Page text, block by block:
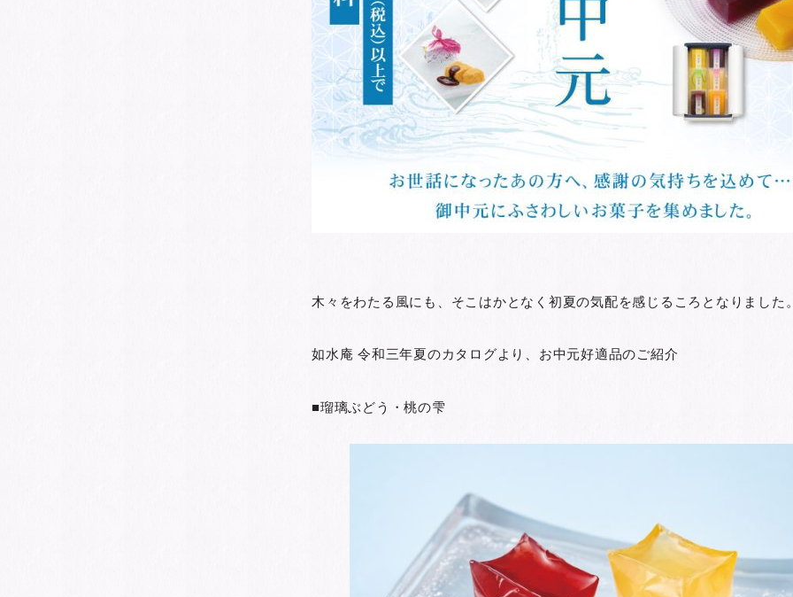
木々をわたる風にも、そこはかとなく初夏の気配を感じるころとなりました
如水庵 令和三年夏のカタログより、お中元好適品のご紹介
■瑠璃ぶどう・桃の雫